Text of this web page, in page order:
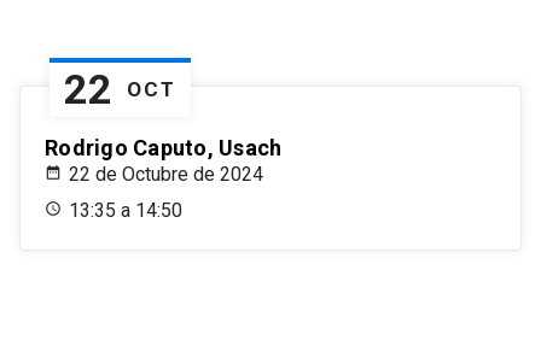
22 OCT
Rodrigo Caputo, Usach
22 de Octubre de 2024
13:35 a 14:50